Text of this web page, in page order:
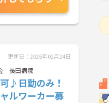
更新日：2026年02月24日
長田病院
♪日勤のみ！
ルワーカー募